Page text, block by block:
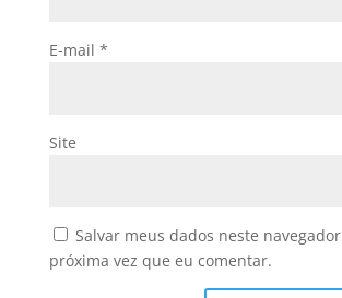
E-mail *
Site
Salvar meus dados neste
próxima vez que eu comentar.